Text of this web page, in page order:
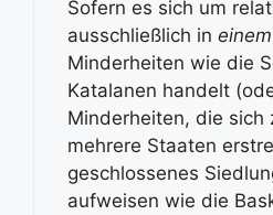
Sofern es sich um
ausschließlich in einem
Minderheiten wie die
Katalanen handelt
Minderheiten, die sich
mehrere Staaten
geschlossenes
aufweisen wie die